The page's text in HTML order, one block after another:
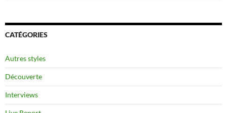
CATÉGORIES
Autres styles
Découverte
Interviews